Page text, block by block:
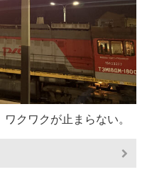
クワクが止まらない。